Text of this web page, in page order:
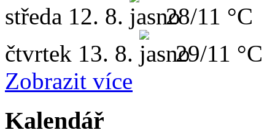
středa 12. 8.
28/11 °C
čtvrtek 13. 8.
29/11 °C
Zobrazit více
Kalendář